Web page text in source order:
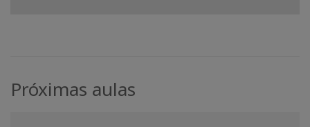
Próximas aulas